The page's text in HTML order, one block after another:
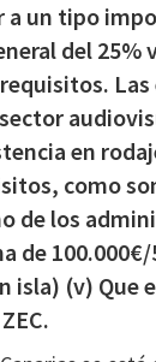
un tipo
del
en
como
de los
de
isla) (v)